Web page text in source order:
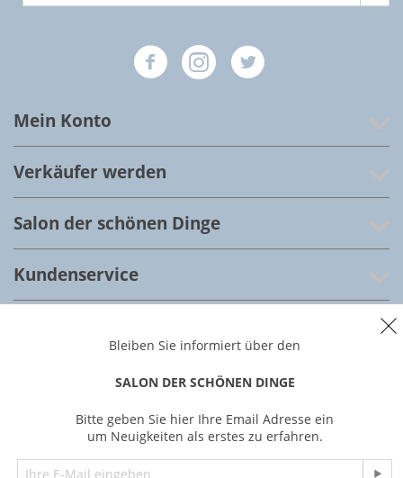
Mein Konto
Verkäufer werden
Salon der schönen Dinge
Kundenservice
© 2022 Salon der schönen Dinge, Frankfurt am Main,
Bleiben Sie informiert über den
SALON DER SCHÖNEN DINGE
Bitte geben Sie hier Ihre Email Adresse ein
um Neuigkeiten als erstes zu erfahren.